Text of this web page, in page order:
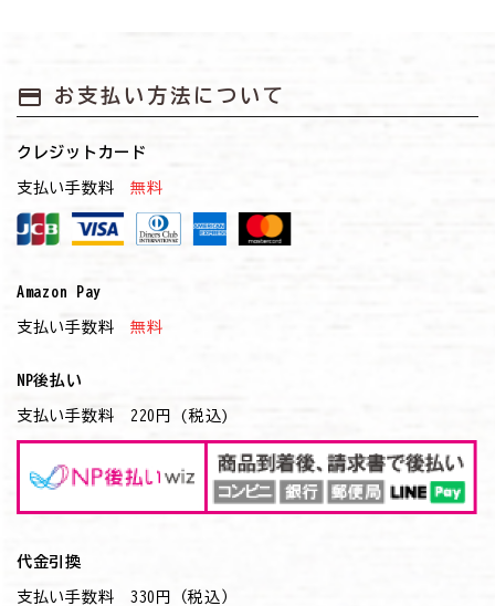
payment お支払い方法について
クレジットカード
支払い手数料 無料
Amazon Pay
支払い手数料 無料
NP後払い
支払い手数料 220円 (税込)
代金引換
支払い手数料 330円（税込）